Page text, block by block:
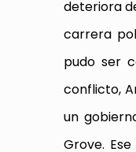
deteriora
carrera
pudo ser
conflicto,
un
Grove.